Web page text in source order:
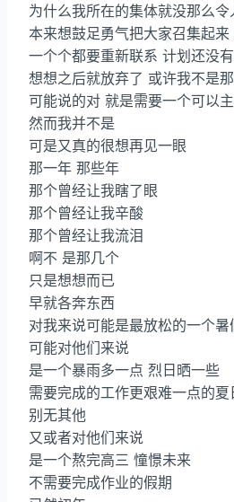
为什么我所在的集体就没那么令
本来想鼓足勇气把大家召集起来
一个个都要重新联系 计划还没
想想之后就放弃了 或许我不是
可能说的对 就是需要一个可以
然而我并不是
可是又真的很想再见一眼
那一年 那些年
那个曾经让我瞎了眼
那个曾经让我辛酸
那个曾经让我流泪
啊不 是那几个
只是想想而已
早就各奔东西
对我来说可能是最放松的一个暑
可能对他们来说
是一个暴雨多一点 烈日晒一些
需要完成的工作更艰难一点的夏
别无其他
又或者对他们来说
是一个熬完高三 憧憬未来
不需要完成作业的假期